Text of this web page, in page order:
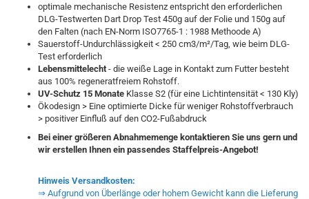
optimale mechanische Resistenz entspricht den erforderlichen
DLG-Testwerten Dart Drop Test 450g auf der Folie und 150g auf
den Falten (nach EN-Norm ISO7765-1 : 1988 Methoode A)
Sauerstoff-Undurchlässigkeit < 250 cm3/m²/Tag, wie beim DLG-
Test erforderlich
Lebensmittelecht- die weiße Lage in Kontakt zum Futter besteht
aus 100% regeneratfreiem Rohstoff.
UV-Schutz 15 Monate Klasse S2 (für eine Lichtintensität < 130 Kly)
Ökodesign > Eine optimierte Dicke für weniger Rohstoffverbrauch
> positiver Einfluß auf den CO2-Fußabdruck
Bei einer größeren Abnahmemenge kontaktieren Sie uns gern und
wir erstellen Ihnen ein passendes Staffelpreis-Angebot!
Hinweis Versandkosten:
⇒ Aufgrund von Überlänge oder hohem Gewicht kann die Lieferung